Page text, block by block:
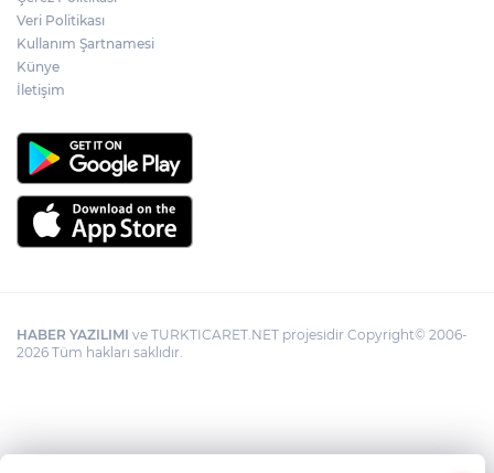
Veri Politikası
Kullanım Şartnamesi
Künye
İletişim
HABER YAZILIMI ve TURKTICARET.NET projesidir Copyright© 2006-
2026 Tüm hakları saklıdır.